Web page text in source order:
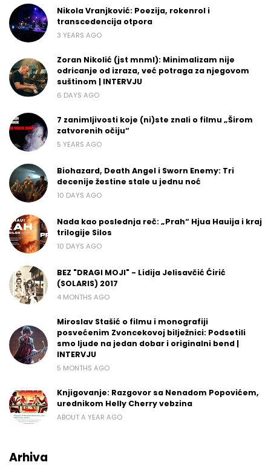
Nikola Vranjković: Poezija, rokenrol i
transcedencija otpora
3 YEARS AGO
Zoran Nikolić (jst mnml): Minimalizam nije
odricanje od izraza, već potraga za njegovom
suštinom | INTERVJU
6 DAYS AGO
7 zanimljivosti koje (ni)ste znali o filmu „Širom
zatvorenih očiju“
5 YEARS AGO
Biohazard, Death Angel i Sworn Enemy: Tri
decenije žestine stale u jednu noć
10 DAYS AGO
Nada kao poslednja reč: „Prah“ Hjua Hauija i kraj
trilogije Silos
10 DAYS AGO
BEZ "DRAGI MOJI" - Lidija Jelisavčić Ćirić
(SOLARIS) 2017
4 MONTHS AGO
Miroslav Stašić o filmu i monografiji
posvećenim Zvoncekovoj bilježnici: Podsetili
smo ljude na jedan dobar i originalni bend |
INTERVJU
5 MONTHS AGO
Knjigovanje: Razgovor sa Nenadom Popovićem,
urednikom Helly Cherry vebzina
ABOUT A YEAR AGO
Arhiva